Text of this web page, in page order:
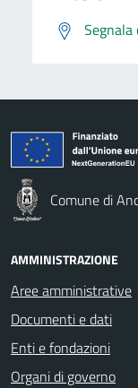
Comune di
AMMINISTRAZIONE
Aree amministrative
Documenti e dati
Enti e fondazioni
Organi di governo